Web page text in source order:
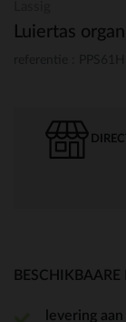
Luiertas
levering